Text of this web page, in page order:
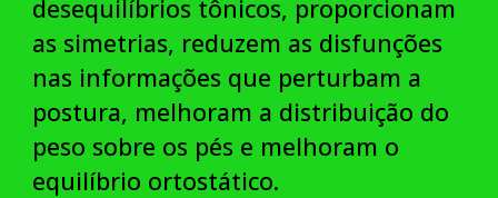
desequilíbrios tônicos, proporcionam
as simetrias, reduzem as disfunções
nas informações que perturbam a
postura, melhoram a distribuição do
peso sobre os pés e melhoram o
equilíbrio ortostático.